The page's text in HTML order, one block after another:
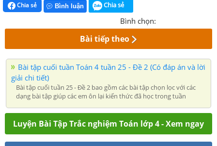
Chia sẻ Bình luận Chia sẻ
Bình chọn:
Bài tiếp theo
Bài tập cuối tuần Toán 4 tuần 25 - Đề 2 (Có đáp án và lời
giải chi tiết)
Bài tập cuối tuần 25 - Đề 2 bao gồm các bài tập chọn lọc với các
dạng bài tập giúp các em ôn lại kiến thức đã học trong tuần
Luyện Bài Tập Trắc nghiệm Toán lớp 4 - Xem ngay